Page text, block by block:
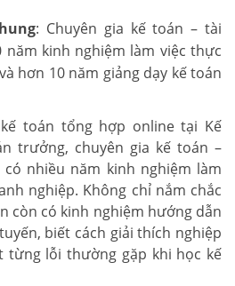
: Chuyên gia kế toán – tài
năm kinh nghiệm làm việc thực
hơn 10 năm giảng dạy kế toán
toán tổng hợp online tại Kế
trưởng, chuyên gia kế toán –
có nhiều năm kinh nghiệm làm
nghiệp. Không chỉ nắm chắc
còn có kinh nghiệm hướng dẫn
biết cách giải thích nghiệp
từng lỗi thường gặp khi học kế